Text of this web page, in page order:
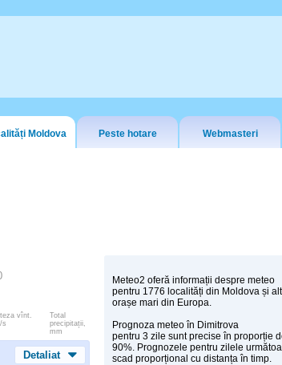
Moldova Peste hotare Webmasteri
vînt.
s
Total
precipitații,
mm
Detaliat
Meteo2 oferă informații despre meteo
pentru 1776 localități din Moldova și
orașe mari din Europa.
Prognoza meteo în Dimitrova
pentru 3 zile sunt precise în proporție
90%. Prognozele pentru zilele
scad proporțional cu distanța în timp.